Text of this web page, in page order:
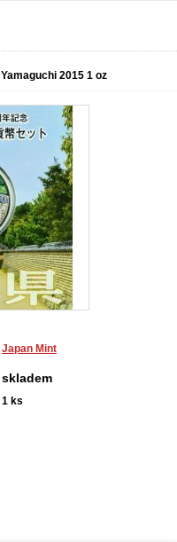
Yamaguchi 2015 1 oz
Japan Mint
skladem
1 ks